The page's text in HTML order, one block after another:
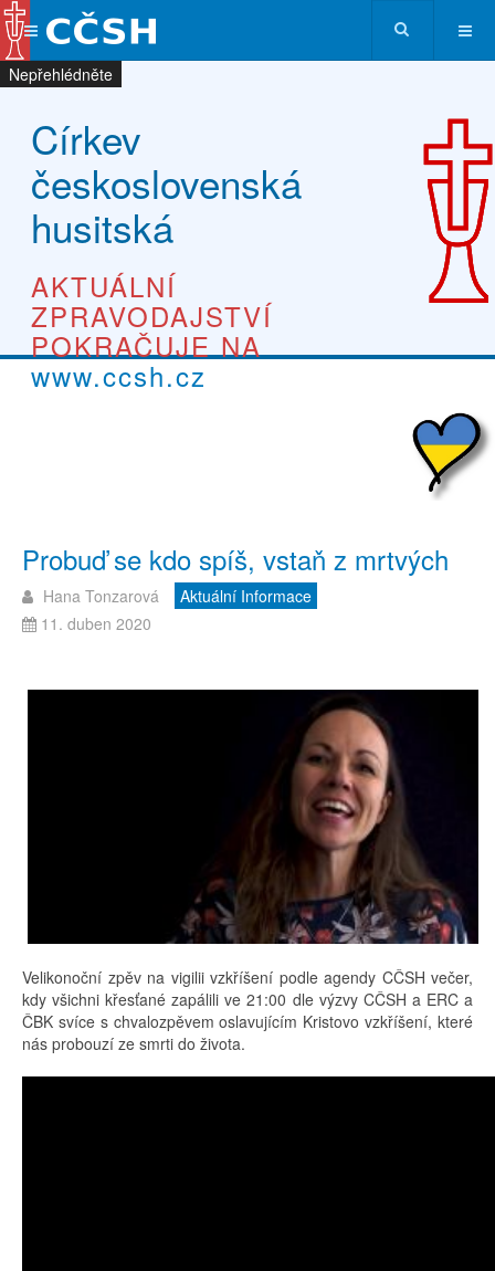
Církev
československá
husitská
AKTUÁLNÍ
ZPRAVODAJSTVÍ
POKRAČUJE NA
www.ccsh.cz
Probuď se kdo spíš, vstaň z mrtvých
Hana Tonzarová
Aktuální Informace
11. duben 2020
Velikonoční zpěv na vigilii vzkříšení podle agendy CČSH večer,
kdy všichni křesťané zapálili ve 21:00 dle výzvy CČSH a ERC a
ČBK svíce s chvalozpěvem oslavujícím Kristovo vzkříšení, které
nás probouzí ze smrti do života.
Nepřehlédněte
Nepřehlédněte
Nepřehlédněte
Nepřehlédněte